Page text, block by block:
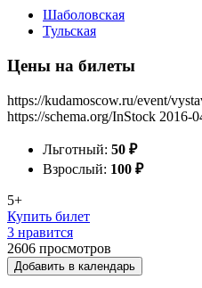
Шаболовская
Тульская
Цены на билеты
https://kudamoscow.ru/event/
https://schema.org/InStock 2016-
Льготный: 50 ₽
Взрослый: 100 ₽
5+
Купить билет
3 нравится
2606 просмотров
Добавить в календарь